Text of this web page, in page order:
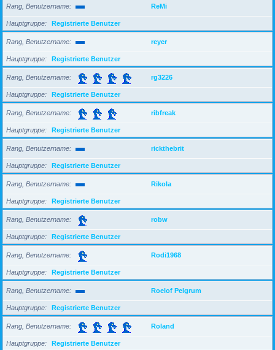
Rang, Benutzername ReMi
Hauptgruppe Registrierte Benutzer
Rang, Benutzername reyer
Hauptgruppe Registrierte Benutzer
Rang, Benutzername rg3226
Hauptgruppe Registrierte Benutzer
Rang, Benutzername ribfreak
Hauptgruppe Registrierte Benutzer
Rang, Benutzername rickthebrit
Hauptgruppe Registrierte Benutzer
Rang, Benutzername Rikola
Hauptgruppe Registrierte Benutzer
Rang, Benutzername robw
Hauptgruppe Registrierte Benutzer
Rang, Benutzername Rodi1968
Hauptgruppe Registrierte Benutzer
Rang, Benutzername Roelof Pelgrum
Hauptgruppe Registrierte Benutzer
Rang, Benutzername Roland
Hauptgruppe Registrierte Benutzer